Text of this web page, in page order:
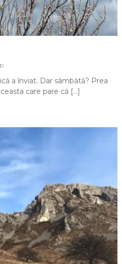
a înviat. Dar sâmbătă? Prea
care pare că […]